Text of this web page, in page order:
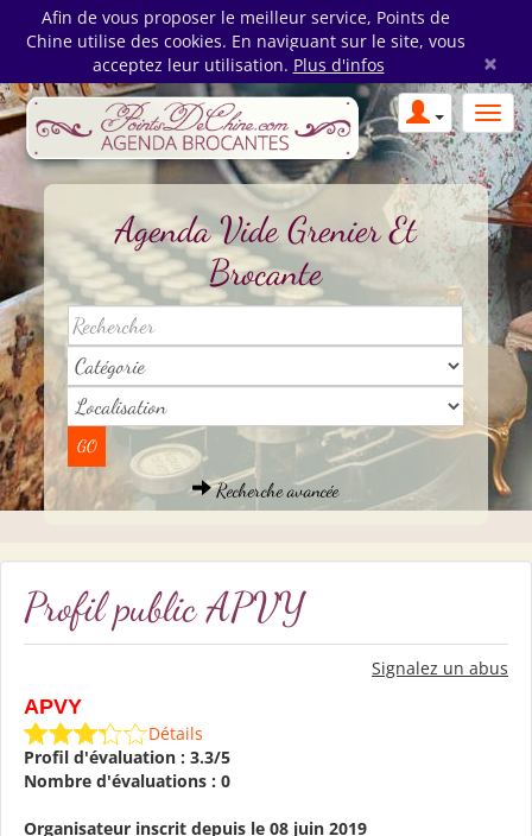
Afin de vous proposer le meilleur service, Points de
Chine utilise des cookies. En naviguant sur le site, vous
acceptez leur utilisation. Plus d'infos ×
Agenda Vide Grenier Et
Brocante
Recherche avancée
Profil public APVY
Signalez un abus
APVY
Détails
Profil d'évaluation : 3.3/5
Nombre d'évaluations : 0
Organisateur inscrit depuis le 08 juin 2019